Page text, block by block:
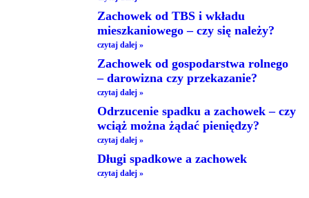
Zachowek od TBS i wkładu
mieszkaniowego – czy się należy?
czytaj dalej »
Zachowek od gospodarstwa rolnego
– darowizna czy przekazanie?
czytaj dalej »
Odrzucenie spadku a zachowek – czy
wciąż można żądać pieniędzy?
czytaj dalej »
Długi spadkowe a zachowek
czytaj dalej »